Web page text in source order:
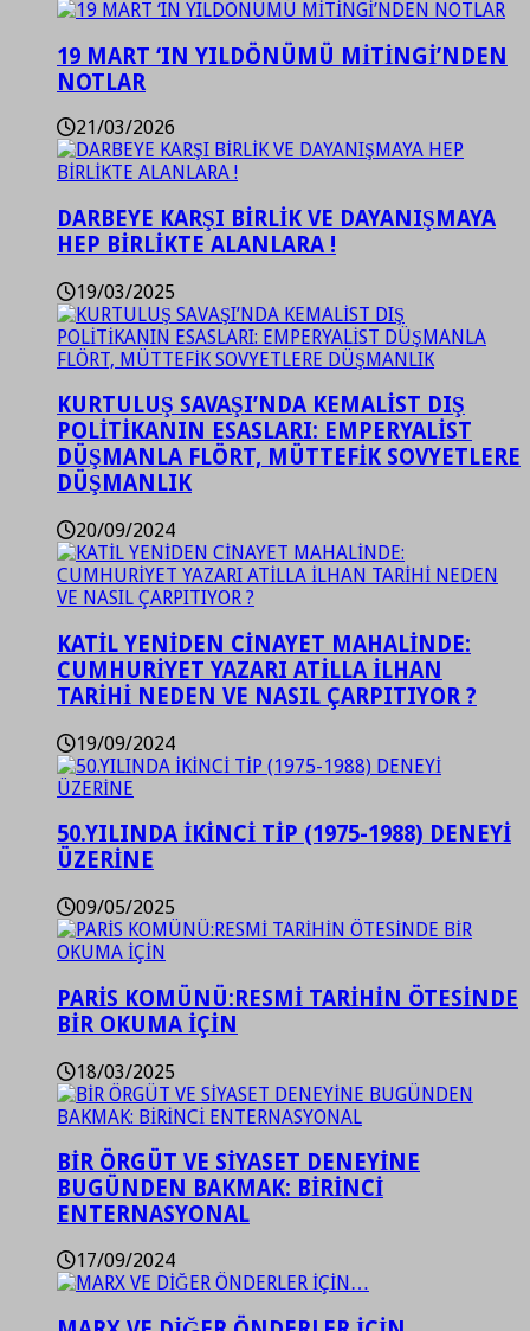
19 MART ‘IN YILDÖNÜMÜ MİTİNGİ’NDEN
NOTLAR
21/03/2026
DARBEYE KARŞI BİRLİK VE DAYANIŞMAYA
HEP BİRLİKTE ALANLARA !
19/03/2025
KURTULUŞ SAVAŞI’NDA KEMALİST DIŞ
POLİTİKANIN ESASLARI: EMPERYALİST
DÜŞMANLA FLÖRT, MÜTTEFİK SOVYETLERE
DÜŞMANLIK
20/09/2024
KATİL YENİDEN CİNAYET MAHALİNDE:
CUMHURİYET YAZARI ATİLLA İLHAN
TARİHİ NEDEN VE NASIL ÇARPITIYOR ?
19/09/2024
50.YILINDA İKİNCİ TİP (1975-1988) DENEYİ
ÜZERİNE
09/05/2025
PARİS KOMÜNÜ:RESMİ TARİHİN ÖTESİNDE
BİR OKUMA İÇİN
18/03/2025
BİR ÖRGÜT VE SİYASET DENEYİNE
BUGÜNDEN BAKMAK: BİRİNCİ
ENTERNASYONAL
17/09/2024